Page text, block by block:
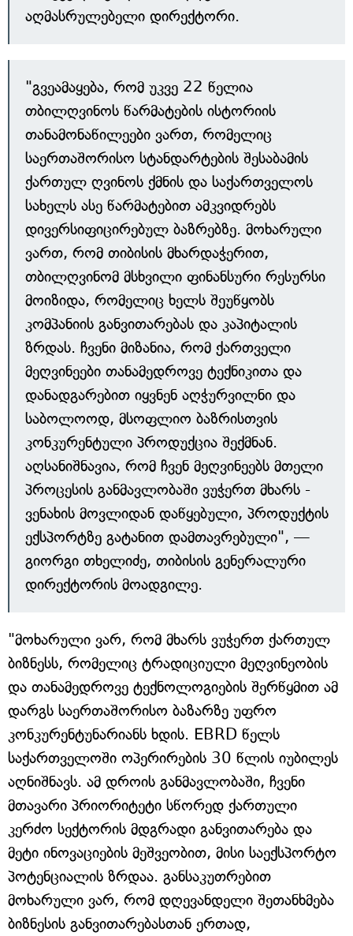
აღმასრულებელი დირექტორი.
"გვეამაყება, რომ უკვე 22 წელია
თბილღვინოს წარმატების ისტორიის
თანამონაწილეები ვართ, რომელიც
საერთაშორისო სტანდარტების შესაბამის
ქართულ ღვინოს ქმნის და საქართველოს
სახელს ასე წარმატებით ამკვიდრებს
დივერსიფიცირებულ ბაზრებზე. მოხარული
ვართ, რომ თიბისის მხარდაჭერით,
თბილღვინომ მსხვილი ფინანსური რესურსი
მოიზიდა, რომელიც ხელს შეუწყობს
კომპანიის განვითარებას და კაპიტალის
ზრდას. ჩვენი მიზანია, რომ ქართველი
მეღვინეები თანამედროვე ტექნიკითა და
დანადგარებით იყვნენ აღჭურვილნი და
საბოლოოდ, მსოფლიო ბაზრისთვის
კონკურენტული პროდუქცია შექმნან.
აღსანიშნავია, რომ ჩვენ მეღვინეებს მთელი
პროცესის განმავლობაში ვუჭერთ მხარს -
ვენახის მოვლიდან დაწყებული, პროდუქტის
ექსპორტზე გატანით დამთავრებული", —
გიორგი თხელიძე, თიბისის გენერალური
დირექტორის მოადგილე.
"მოხარული ვარ, რომ მხარს ვუჭერთ ქართულ
ბიზნესს, რომელიც ტრადიციული მეღვინეობის
და თანამედროვე ტექნოლოგიების შერწყმით ამ
დარგს საერთაშორისო ბაზარზე უფრო
კონკურენტუნარიანს ხდის. EBRD წელს
საქართველოში ოპერირების 30 წლის იუბილეს
აღნიშნავს. ამ დროის განმავლობაში, ჩვენი
მთავარი პრიორიტეტი სწორედ ქართული
კერძო სექტორის მდგრადი განვითარება და
მეტი ინოვაციების მეშვეობით, მისი საექსპორტო
პოტენციალის ზრდაა. განსაკუთრებით
მოხარული ვარ, რომ დღევანდელი შეთანხმება
ბიზნესის განვითარებასთან ერთად,